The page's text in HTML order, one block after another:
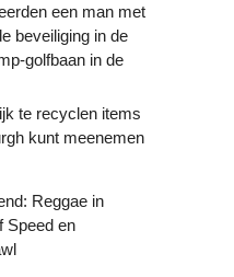
een man met
beveiliging in de
golfbaan in de
te recyclen items
kunt meenemen
Reggae in
Speed ​​en